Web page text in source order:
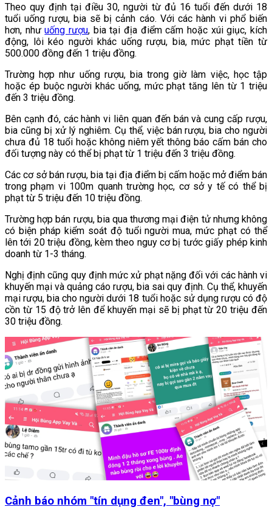
Theo quy định tại điều 30, người từ đủ 16 tuổi đến dưới 18
tuổi uống rượu, bia sẽ bị cảnh cáo. Với các hành vi phổ biến
hơn, như uống rượu, bia tại địa điểm cấm hoặc xúi giục, kích
động, lôi kéo người khác uống rượu, bia, mức phạt tiền từ
500.000 đồng đến 1 triệu đồng.
Trường hợp như uống rượu, bia trong giờ làm việc, học tập
hoặc ép buộc người khác uống, mức phạt tăng lên từ 1 triệu
đến 3 triệu đồng.
Bên cạnh đó, các hành vi liên quan đến bán và cung cấp rượu,
bia cũng bị xử lý nghiêm. Cụ thể, việc bán rượu, bia cho người
chưa đủ 18 tuổi hoặc không niêm yết thông báo cấm bán cho
đối tượng này có thể bị phạt từ 1 triệu đến 3 triệu đồng.
Các cơ sở bán rượu, bia tại địa điểm bị cấm hoặc mở điểm bán
trong phạm vi 100m quanh trường học, cơ sở y tế có thể bị
phạt từ 5 triệu đến 10 triệu đồng.
Trường hợp bán rượu, bia qua thương mại điện tử nhưng không
có biện pháp kiểm soát độ tuổi người mua, mức phạt có thể
lên tới 20 triệu đồng, kèm theo nguy cơ bị tước giấy phép kinh
doanh từ 1-3 tháng.
Nghị định cũng quy định mức xử phạt nặng đối với các hành vi
khuyến mại và quảng cáo rượu, bia sai quy định. Cụ thể, khuyến
mại rượu, bia cho người dưới 18 tuổi hoặc sử dụng rượu có độ
cồn từ 15 độ trở lên để khuyến mại sẽ bị phạt từ 20 triệu đến
30 triệu đồng.
Cảnh báo nhóm "tín dụng đen", "bùng nợ"